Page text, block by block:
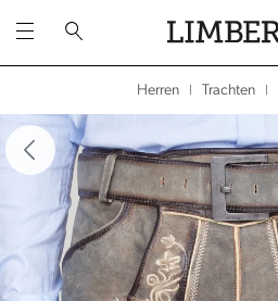
Herren Trachten
überspringen